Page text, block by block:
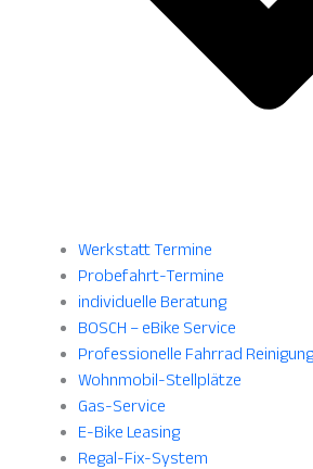
Werkstatt Termine
Probefahrt-Termine
individuelle Beratung
BOSCH – eBike Service
Professionelle Fahrrad Reinigung
Wohnmobil-Stellplätze
Gas-Service
E-Bike Leasing
Regal-Fix-System